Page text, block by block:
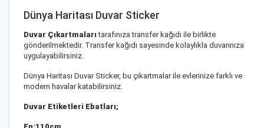
Dünya Haritası Duvar Sticker
Duvar Çıkartmalarıtarafınıza transfer kağıdı ile birlikte
gönderilmektedir. Transfer kağıdı sayesinde kolaylıkla duvarınıza
uygulayabilirsiniz.
Dünya Haritası Duvar Sticker, bu çıkartmalar ile evlerinize farklı ve
modern havalar katabilirsiniz.
Duvar Etiketleri Ebatları;
En:110cm